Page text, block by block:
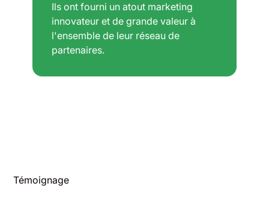
Ils ont fourni un atout marketing
innovateur et de grande valeur à
l'ensemble de leur réseau de
partenaires.
Témoignage